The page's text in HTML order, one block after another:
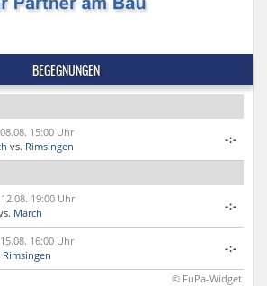
BEGEGNUNGEN
15:00 Uhr
vs. Rimsingen
-:-
19:00 Uhr
March
-:-
16:00 Uhr
Rimsingen
-:-
© FuPa-Widget